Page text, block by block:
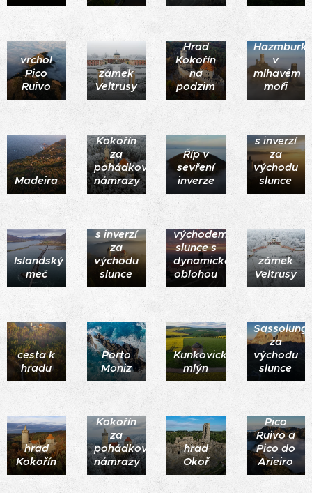
vrchol
Pico
Ruivo
zámek
Veltrusy
Hrad
Kokořín
na
podzim
Hazmburk
v
mlhavém
moři
Madeira
Kokořín
za
pohádkové
námrazy
Říp v
sevření
inverze
hrad
Kokořín
s inverzí
za
východu
slunce
Islandský
meč
hrad
Kokořín
s inverzí
za
východu
slunce
Mělník
před
východem
slunce s
dynamickou
oblohou
zámek
Veltrusy
cesta k
hradu
Porto
Moniz
Kunkovický
mlýn
za
východu
slunce
hrad
Kokořín
Kokořín
za
pohádkové
námrazy
hrad
Okoř
vrchol
Pico
Ruivo a
Pico do
Arieiro